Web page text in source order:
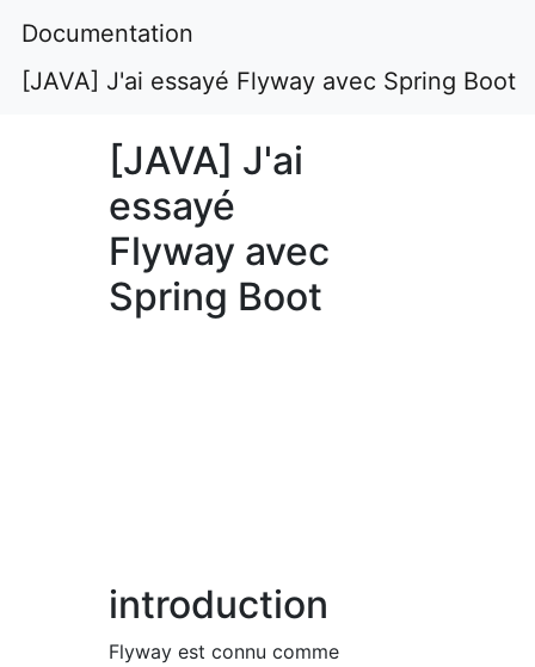
Documentation
[JAVA] J'ai essayé Flyway avec Spring Boot
[JAVA] J'ai
essayé
Flyway avec
Spring Boot
introduction
Flyway est connu comme